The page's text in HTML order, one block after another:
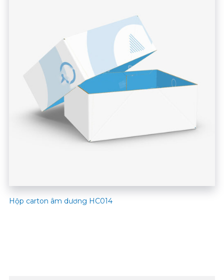
Hộp carton âm dương HC014